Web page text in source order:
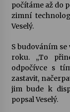
počítáme až do
zimní
Veselý.
S budováním
roku. „To
odpočívce s
zastavit,
jim bude k
popsal Veselý.